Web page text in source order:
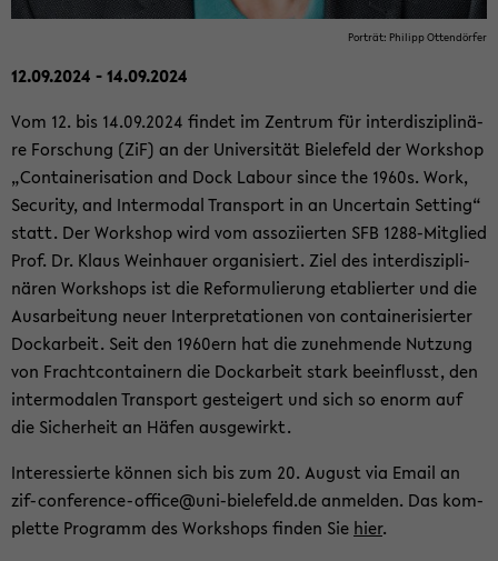
Por­trät: Phil­ipp Ot­ten­dör­fer
12.09.2024 - 14.09.2024
Vom 12. bis 14.09.2024 fin­det im Zen­trum für in­ter­dis­zi­pli­nä­
re For­schung (ZiF) an der Uni­ver­si­tät Bie­le­feld der Work­shop
„Con­tai­ne­ri­sa­ti­on and Dock La­bour since the 1960s. Work,
Se­cu­ri­ty, and In­ter­mo­dal Trans­port in an Un­cer­tain Set­ting“
statt. Der Work­shop wird vom as­so­zi­ier­ten SFB 1288-​Mitglied
Prof. Dr. Klaus Wein­hau­er or­ga­ni­siert. Ziel des in­ter­dis­zi­pli­
nä­ren Work­shops ist die Re­for­mu­lie­rung eta­blier­ter und die
Aus­ar­bei­tung neuer In­ter­pre­ta­tio­nen von con­tai­ne­ri­sier­ter
Dock­ar­beit. Seit den 1960ern hat die zu­neh­men­de Nut­zung
von Fracht­con­tai­nern die Dock­ar­beit stark be­ein­flusst, den
in­ter­mo­da­len Trans­port ge­stei­gert und sich so enorm auf
die Si­cher­heit an Häfen aus­ge­wirkt.
In­ter­es­sier­te kön­nen sich bis zum 20. Au­gust via Email an
zif-​conference-office@uni-​bielefeld.de an­mel­den. Das kom­
plet­te Pro­gramm des Work­shops fin­den Sie hier.